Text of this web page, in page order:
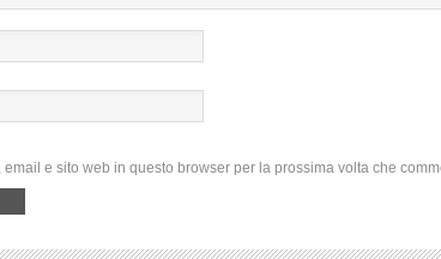
email e sito web in questo browser per la prossima volta che